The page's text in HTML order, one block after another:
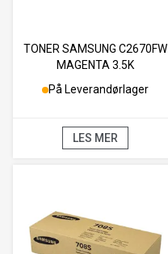
TONER SAMSUNG C2670FW
MAGENTA 3.5K
På Leverandørlager
LES MER